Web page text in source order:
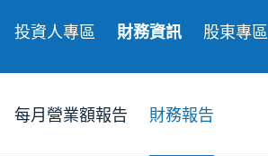
投資人專區 財務資訊 股東專區
每月營業額報告 財務報告